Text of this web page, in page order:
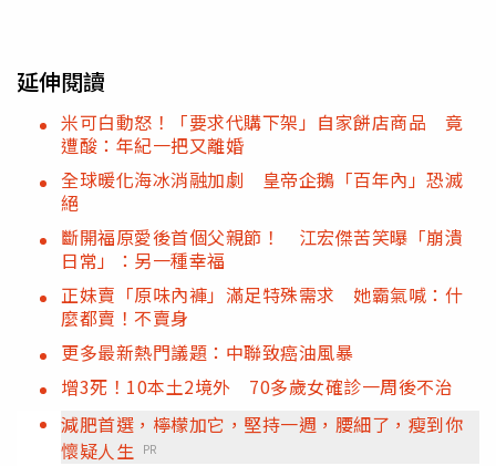
延伸閱讀
米可白動怒！「要求代購下架」自家餅店商品 竟
遭酸：年紀一把又離婚
全球暖化海冰消融加劇 皇帝企鵝「百年內」恐滅
絕
斷開福原愛後首個父親節！ 江宏傑苦笑曝「崩潰
日常」：另一種幸福
正妹賣「原味內褲」滿足特殊需求 她霸氣喊：什
麼都賣！不賣身
更多最新熱門議題：中聯致癌油風暴
增3死！10本土2境外 70多歲女確診一周後不治
減肥首選，檸檬加它，堅持一週，腰細了，瘦到你
懷疑人生 PR